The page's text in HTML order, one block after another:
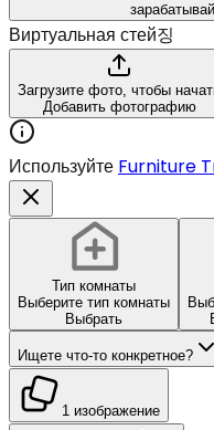
Виртуальная стей징
Загрузите фото, чтобы
Добавить фотографию
Используйте Furniture
Тип комнаты
Выберите тип комнаты
Выбрать
Ищете что-то конкретное?
1 изображение